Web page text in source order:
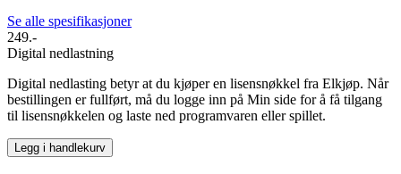
Se alle spesifikasjoner
249.-
Digital nedlastning
Digital nedlasting betyr at du kjøper en lisensnøkkel fra Elkjøp. Når
bestillingen er fullført, må du logge inn på Min side for å få tilgang
til lisensnøkkelen og laste ned programvaren eller spillet.
Legg i handlekurv